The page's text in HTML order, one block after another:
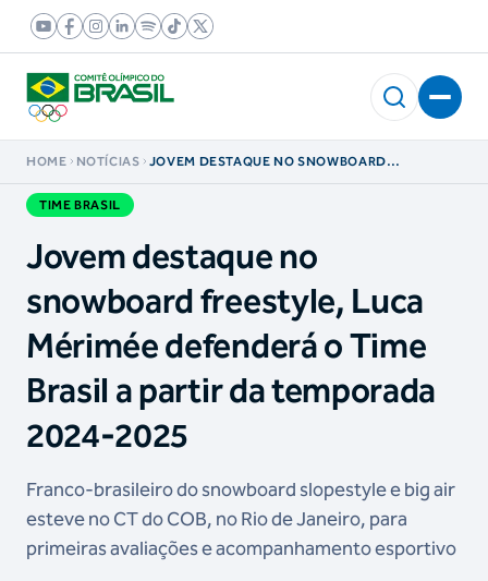
HOME NOTÍCIAS
JOVEM DESTAQUE NO SNOWBOARD
TIME BRASIL
Jovem destaque no
snowboard freestyle, Luca
Mérimée defenderá o Time
Brasil a partir da temporada
2024-2025
Franco-brasileiro do snowboard slopestyle e big air
esteve no CT do COB, no Rio de Janeiro, para
primeiras avaliações e acompanhamento esportivo